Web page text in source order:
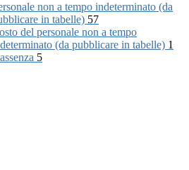
non a tempo indeterminato (da
in tabelle) 57
del personale non a tempo
(da pubblicare in tabelle) 1
5